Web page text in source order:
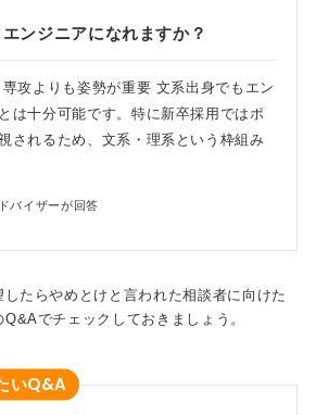
ンジニアになれますか？
攻よりも姿勢が重要 文系出身でもエン
は十分可能です。特に新卒採用ではポ
されるため、文系・理系という枠組み
バイザーが回答
たらやめとけと言われた相談者に向けた
でチェックしておきましょう。
いQ&A